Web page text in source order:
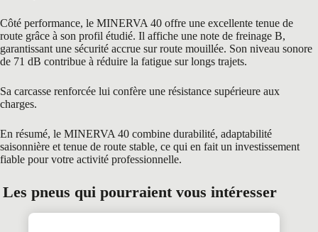
Côté performance, le MINERVA 40 offre une excellente tenue de
route grâce à son profil étudié. Il affiche une note de freinage B,
garantissant une sécurité accrue sur route mouillée. Son niveau sonore
de 71 dB contribue à réduire la fatigue sur longs trajets.
Sa carcasse renforcée lui confère une résistance supérieure aux
charges.
En résumé, le MINERVA 40 combine durabilité, adaptabilité
saisonnière et tenue de route stable, ce qui en fait un investissement
fiable pour votre activité professionnelle.
Les pneus qui pourraient vous intéresser